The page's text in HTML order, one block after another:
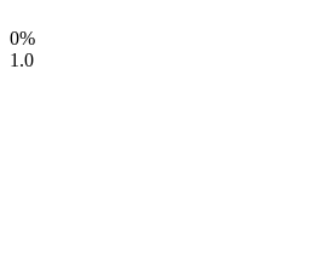
0%
1.0